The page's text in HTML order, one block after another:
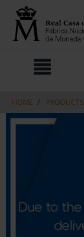
navigation
HOME PRODUCTS